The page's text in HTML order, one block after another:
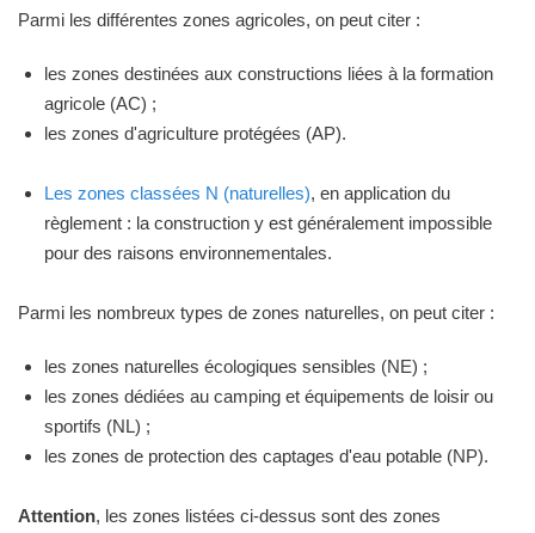
Parmi les différentes zones agricoles, on peut citer :
les zones destinées aux constructions liées à la formation
agricole (AC) ;
les zones d'agriculture protégées (AP).
Les zones classées N (naturelles), en application du
règlement : la construction y est généralement impossible
pour des raisons environnementales.
Parmi les nombreux types de zones naturelles, on peut citer :
les zones naturelles écologiques sensibles (NE) ;
les zones dédiées au camping et équipements de loisir ou
sportifs (NL) ;
les zones de protection des captages d'eau potable (NP).
Attention, les zones listées ci-dessus sont des zones